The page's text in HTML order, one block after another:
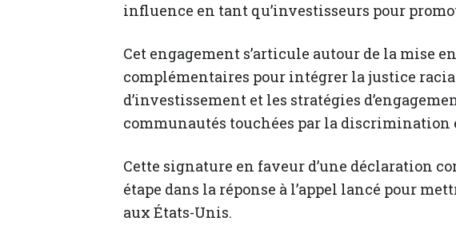
influence en tant qu’investisseurs pour
Cet engagement s’articule autour de la mise
complémentaires pour intégrer la justice
d’investissement et les stratégies
communautés touchées par la discrimination
Cette signature en faveur d’une déclaration
étape dans la réponse à l’appel lancé pour
aux États-Unis.